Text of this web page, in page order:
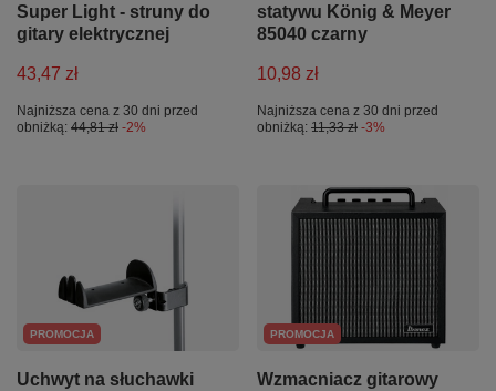
Super Light - struny do
gitary elektrycznej
43,47 zł
Najniższa cena z 30 dni przed
obniżką: 44,81 zł -2%
statywu König & Meyer
85040 czarny
10,98 zł
Najniższa cena z 30 dni przed
obniżką: 11,33 zł -3%
PROMOCJA
Uchwyt na słuchawki
PROMOCJA
Wzmacniacz gitarowy